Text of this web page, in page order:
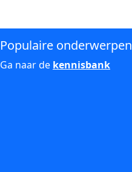
Populaire onderwerpen
Ga naar de kennisbank